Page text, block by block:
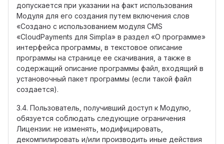
допускается при указании на факт использования
Модуля для его создания путем включения слов
«Создано с использованием модуля CMS
«CloudPayments для Simpla» в раздел «О программе»
интерфейса программы, в текстовое описание
программы на странице ее скачивания, а также в
содержащий описание программы файл, входящий в
установочный пакет программы (если такой файл
создается).
3.4. Пользователь, получивший доступ к Модулю,
обязуется соблюдать следующие ограничения
Лицензии: не изменять, модифицировать,
декомпилировать и/или производить иные действия